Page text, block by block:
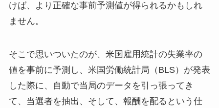
けば、より正確な事前予測値が得られるかもしれ
ません。
そこで思いついたのが、米国雇用統計の失業率の
値を事前に予測し、米国労働統計局（BLS）が発表
した際に、自動で当局のデータを引っ張ってき
て、当選者を抽出、そして、報酬を配るという仕